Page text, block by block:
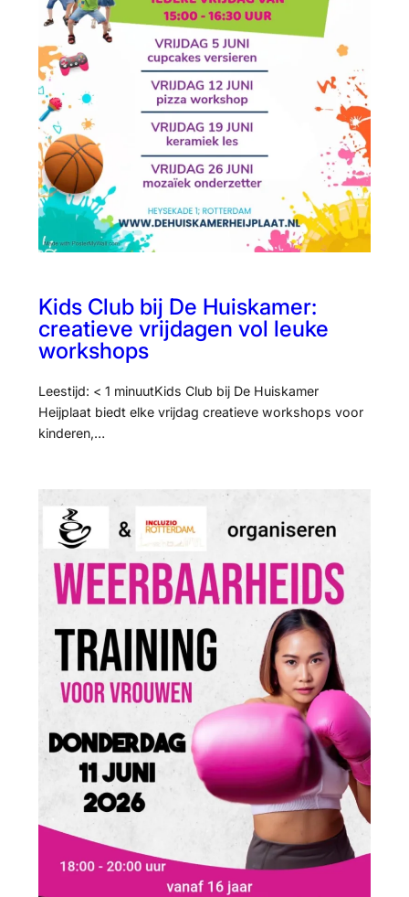
Kids Club bij De Huiskamer:
creatieve vrijdagen vol leuke
workshops
Leestijd: < 1 minuutKids Club bij De Huiskamer
Heijplaat biedt elke vrijdag creatieve workshops voor
kinderen,…